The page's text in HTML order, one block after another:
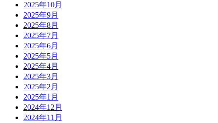
2025年10月
2025年9月
2025年8月
2025年7月
2025年6月
2025年5月
2025年4月
2025年3月
2025年2月
2025年1月
2024年12月
2024年11月